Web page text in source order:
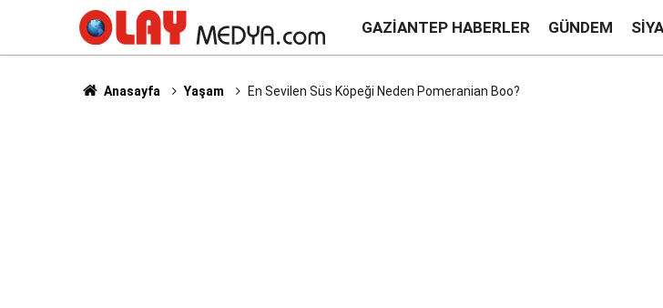
GAZIANTEP HABERLER GÜNDEM
Anasayfa Yaşam En Sevilen Süs Köpeği Neden Pomeranian Boo?